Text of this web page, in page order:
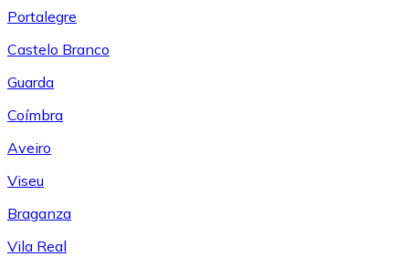
Portalegre
Castelo Branco
Guarda
Coímbra
Aveiro
Viseu
Braganza
Vila Real